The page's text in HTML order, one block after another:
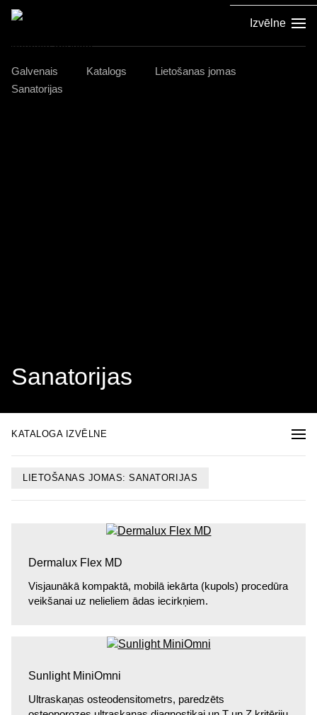
Izvēlne
Galvenais Katalogs
Lietošanas jomas
Sanatorijas
Sanatorijas
KATALOGA IZVĒLNE
LIETOŠANAS JOMAS: SANATORIJAS
Dermalux ­Flex MD
Visjaunākā kompaktā, mobilā iekārta (kupols) procedūra
veikšanai uz nelieliem ādas iecirkņiem.
Sunlight MiniOmni
Ultraskaņas osteodensitometrs, paredzēts